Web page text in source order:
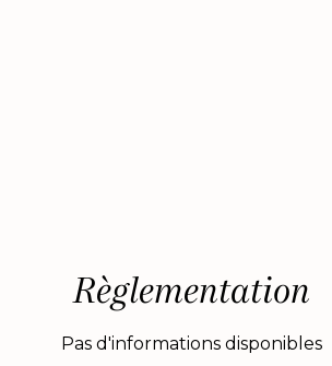
Règlementation
Pas d'informations disponibles